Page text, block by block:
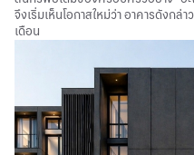
จึงเริ่มเห็นโอกาสใหม่ว่า อาคารดังกล่
เดือน